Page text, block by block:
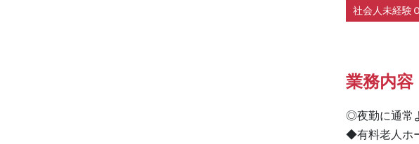
社会人未経験
業務内容
◎夜勤に通常
◆有料老人ホ